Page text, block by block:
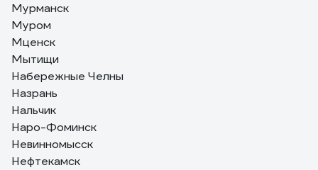
Мурманск
Муром
Мценск
Мытищи
Набережные Челны
Назрань
Нальчик
Наро-Фоминск
Невинномысск
Нефтекамск